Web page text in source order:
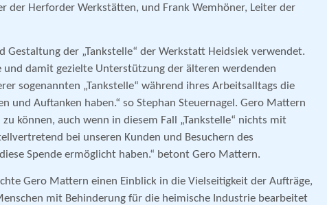
der Herforder Werkstätten, und Frank Wemhöner, Leiter der
Gestaltung der „Tankstelle“ der Werkstatt Heidsiek verwendet.
und damit gezielte Unterstützung der älteren werdenden
sogenannten „Tankstelle“ während ihres Arbeitsalltags die
und Auftanken haben.“ so Stephan Steuernagel. Gero Mattern
können, auch wenn in diesem Fall „Tankstelle“ nichts mit
bei unseren Kunden und Besuchern des
Spende ermöglicht haben.“ betont Gero Mattern.
Gero Mattern einen Einblick in die Vielseitigkeit der Aufträge,
mit Behinderung für die heimische Industrie bearbeitet